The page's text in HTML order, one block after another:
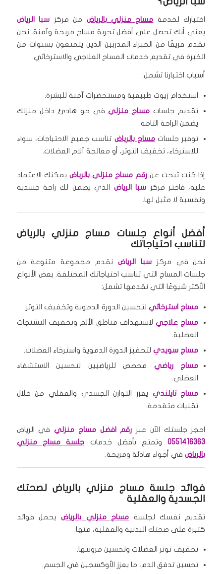
اختيارك لخدمة مساج منزلي بالرياض من مركز سبا الرياض
يعني أنك تحصل على أفضل تجربة مساج مريحة وآمنة. نحن
نقدم فريقًا من الخبراء المدربين الذين يتمتعون بسنوات من
الخبرة في تقديم خدمات المساج العلاجي والاسترخائي.
أسباب اختيارنا تشمل:
استخدام زيوت طبيعية ومستحضرات آمنة للبشرة.
تقديم جلسات مساج منزليفي جو هادئ داخل منزلك
يضمن الراحة التامة.
توفير جلساتمساج بالرياض تناسب جميع الاحتياجات، سواء
للاسترخاء، تخفيف التوتر، أو معالجة آلام العضلات.
إذا كنت تبحث عن رقم مساج منزلي بالرياض يمكنك الاعتماد
عليه، فاختر مركز سبا الرياض الذي يضمن لك راحة جسدية
ونفسية لا مثيل لها.
أفضل أنواع جلسات مساج منزلي بالرياض
لتناسب احتياجاتك
نحن في مركزسبا الرياضنقدم مجموعة متنوعة من
جلسات المساج التي تناسب احتياجاتك المختلفة. بعض الأنواع
الأكثر شيوعًا التي نقدمها تشمل:
مساج استرخائيلتحسين الدورة الدموية وتخفيف التوتر.
مساج علاجيلاستهداف مناطق الألم وتخفيف التشنجات
العضلية.
مساج سويديلتحفيز الدورة الدموية واسترخاء العضلات.
مساج رياضي مخصص للرياضيين لتحسين الاستشفاء
العضلي.
مساج تايلندي يعزز التوازن الجسدي والعقلي من خلال
تقنيات متقدمة.
احجز جلستك الآن عبر رقم افضل مساج منزليفي الرياض
0551416363وتمتع بأفضل خدمات جلسة مساج منزلي
بالرياضفي أجواء هادئة ومريحة.
فوائد جلسة مساج منزلي بالرياض لصحتك
الجسدية والعقلية
تقديم نفسك لجلسة مساج منزلي بالرياضيحمل فوائد
كثيرة على صحتك البدنية والعقلية، منها:
تخفيف توتر العضلات وتحسين مرونتها.
تحسين تدفق الدم، ما يعزز الأوكسجين في الجسم.